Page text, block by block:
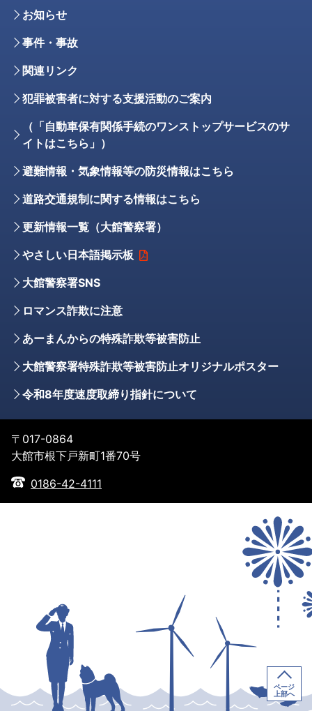
お知らせ
事件・事故
関連リンク
犯罪被害者に対する支援活動のご案内
（「自動車保有関係手続のワンストップサービスのサ
イトはこちら」）
避難情報・気象情報等の防災情報はこちら
道路交通規制に関する情報はこちら
更新情報一覧（大館警察署）
やさしい日本語掲示板
大館警察署SNS
ロマンス詐欺に注意
あーまんからの特殊詐欺等被害防止
大館警察署特殊詐欺等被害防止オリジナルポスター
令和8年度速度取締り指針について
〒017-0864
大館市根下戸新町1番70号
0186-42-4111
ページ
上部へ